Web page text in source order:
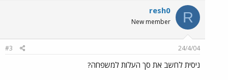
R
resh0
New member
24/4/04
#3
ניסית לחשב את סך העלות למשפחה?